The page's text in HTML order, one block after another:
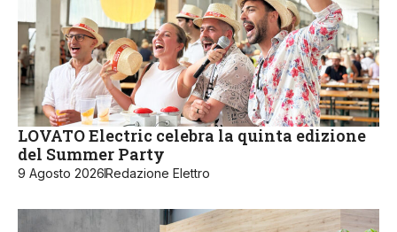
LOVATO Electric celebra la quinta edizione
del Summer Party
9 Agosto 2026Redazione Elettro